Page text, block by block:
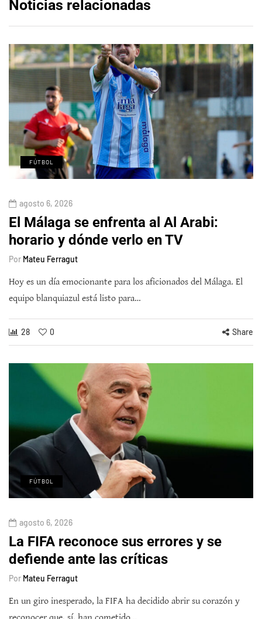
Noticias relacionadas
FÚTBOL
agosto 6, 2026
El Málaga se enfrenta al Al Arabi:
horario y dónde verlo en TV
Por Mateu Ferragut
Hoy es un día emocionante para los aficionados del Málaga. El
equipo blanquiazul está listo para…
28 0 Share
FÚTBOL
agosto 6, 2026
La FIFA reconoce sus errores y se
defiende ante las críticas
Por Mateu Ferragut
En un giro inesperado, la FIFA ha decidido abrir su corazón y